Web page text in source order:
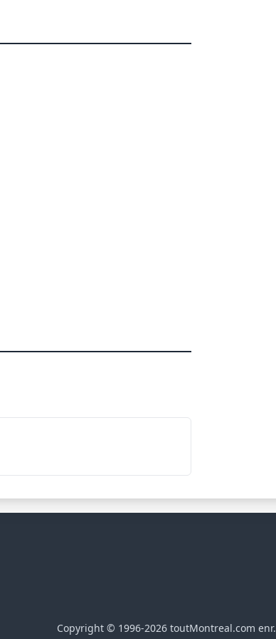
Copyright © 1996-2026 toutMontreal.com enr.